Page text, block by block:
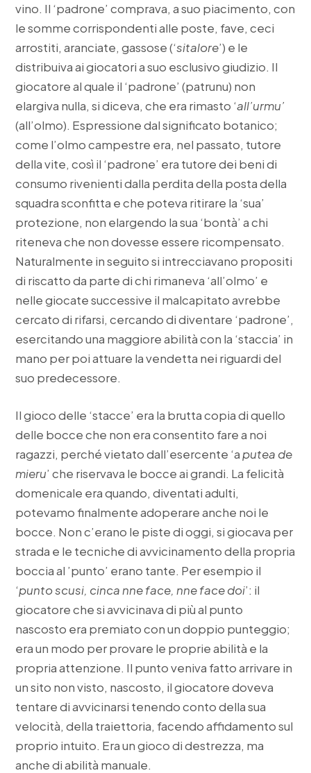
vino. Il ‘padrone’ comprava, a suo piacimento, con
le somme corrispondenti alle poste, fave, ceci
arrostiti, aranciate, gassose (‘sitalore’) e le
distribuiva ai giocatori a suo esclusivo giudizio. Il
giocatore al quale il ‘padrone’ (patrunu) non
elargiva nulla, si diceva, che era rimasto ‘all’urmu’
(all’olmo). Espressione dal significato botanico;
come l’olmo campestre era, nel passato, tutore
della vite, così il ‘padrone’ era tutore dei beni di
consumo rivenienti dalla perdita della posta della
squadra sconfitta e che poteva ritirare la ‘sua’
protezione, non elargendo la sua ‘bontà’ a chi
riteneva che non dovesse essere ricompensato.
Naturalmente in seguito si intrecciavano propositi
di riscatto da parte di chi rimaneva ‘all’olmo’ e
nelle giocate successive il malcapitato avrebbe
cercato di rifarsi, cercando di diventare ‘padrone’,
esercitando una maggiore abilità con la ‘staccia’ in
mano per poi attuare la vendetta nei riguardi del
suo predecessore.
Il gioco delle ‘stacce’ era la brutta copia di quello
delle bocce che non era consentito fare a noi
ragazzi, perché vietato dall’esercente ‘aputea de
mieru’ che riservava le bocce ai grandi. La felicità
domenicale era quando, diventati adulti,
potevamo finalmente adoperare anche noi le
bocce. Non c’erano le piste di oggi, si giocava per
strada e le tecniche di avvicinamento della propria
boccia al ’punto’ erano tante. Per esempio il
‘punto scusi, cinca nne face, nne face doi’: il
giocatore che si avvicinava di più al punto
nascosto era premiato con un doppio punteggio;
era un modo per provare le proprie abilità e la
propria attenzione. Il punto veniva fatto arrivare in
un sito non visto, nascosto, il giocatore doveva
tentare di avvicinarsi tenendo conto della sua
velocità, della traiettoria, facendo affidamento sul
proprio intuito. Era un gioco di destrezza, ma
anche di abilità manuale.